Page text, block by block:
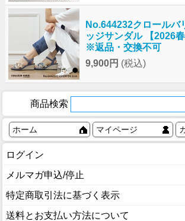
No.644232クロールバ
ッジサンダル 【2026
※返品・交換不可
9,900円 (税込)
商品検索
ホーム マイページ
ログイン
メルマガ申込/停止
特定商取引法に基づく表示
送料とお支払い方法について